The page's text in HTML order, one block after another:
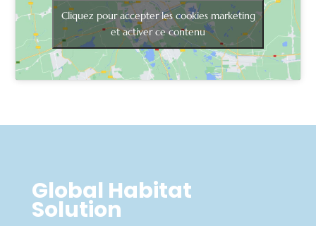
Cliquez pour accepter les cookies marketing
et activer ce contenu
Global Habitat
Solution